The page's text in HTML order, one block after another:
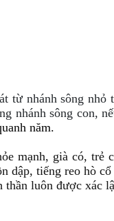
từ nhánh sông
nhánh sông con,
năm.
mạnh, già có, trẻ
dập, tiếng reo hò
luôn được xác